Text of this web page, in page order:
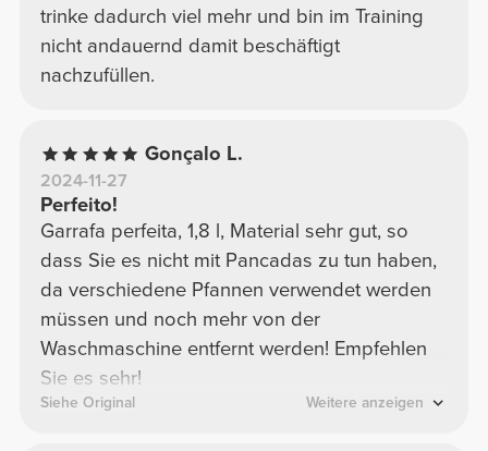
trinke dadurch viel mehr und bin im Training
nicht andauernd damit beschäftigt
nachzufüllen.
Gonçalo L.
2024-11-27
Perfeito!
Garrafa perfeita, 1,8 l, Material sehr gut, so
dass Sie es nicht mit Pancadas zu tun haben,
da verschiedene Pfannen verwendet werden
müssen und noch mehr von der
Waschmaschine entfernt werden! Empfehlen
Sie es sehr!
Siehe Original Weitere anzeigen